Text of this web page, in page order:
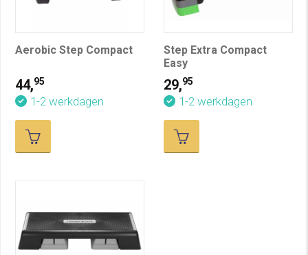
Aerobic Step Compact
44,95
1-2 werkdagen
Step Extra Compact
Easy
29,95
1-2 werkdagen